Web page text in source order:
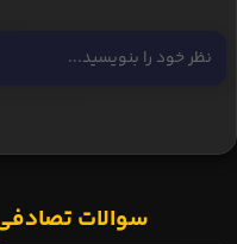
سوالات